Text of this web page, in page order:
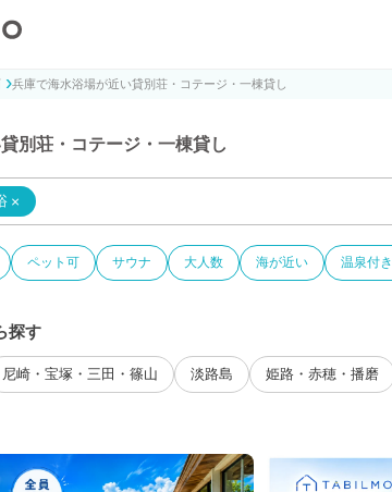
し宿泊予約サイトTABILMO(タビルモ)
兵庫で海水浴場が近い貸別荘・コテージ・一棟貸し
別荘・コテージ・一棟貸し
×
ペット可 サウナ 大人数 海が近い 温泉付き
探す
尼崎・宝塚・三田・篠山 淡路島 姫路・赤穂・播磨